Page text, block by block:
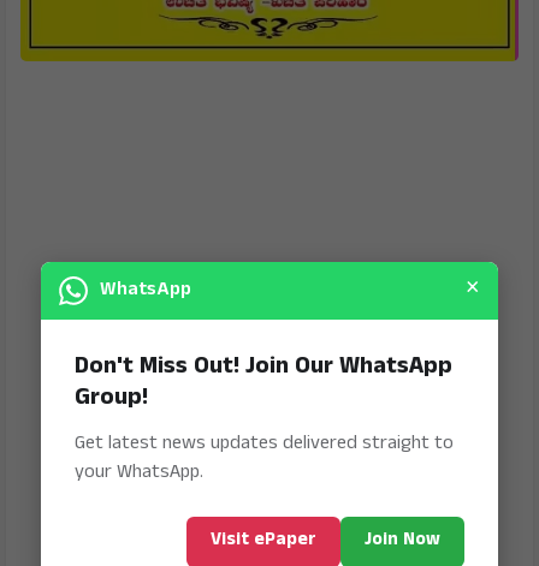
WhatsApp ×
Don't Miss Out! Join Our WhatsApp
Group!
Get latest news updates delivered straight to
your WhatsApp.
Visit ePaper Join Now